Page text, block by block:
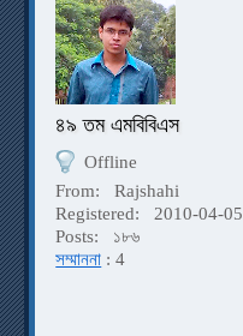
৪৯ তম এমবিবিএস
Offline
From:
Rajshahi
Registered:
2010-04-05
Posts:
১৮৬
সম্মাননা : 4